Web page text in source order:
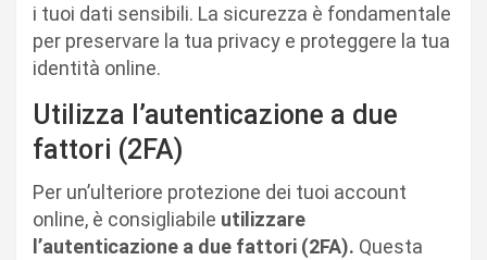
i tuoi dati sensibili. La sicurezza è fondamentale
per preservare la tua privacy e proteggere la tua
identità online.
Utilizza l’autenticazione a due
fattori (2FA)
Per un’ulteriore protezione dei tuoi account
online, è consigliabile utilizzare
l’autenticazione a due fattori (2FA). Questa